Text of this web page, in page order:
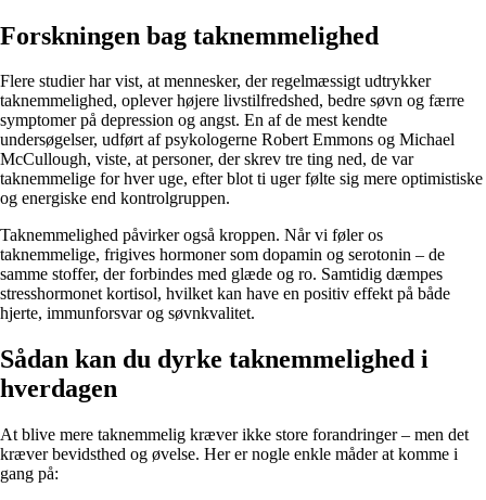
Forskningen bag taknemmelighed
Flere studier har vist, at mennesker, der regelmæssigt udtrykker
taknemmelighed, oplever højere livstilfredshed, bedre søvn og færre
symptomer på depression og angst. En af de mest kendte
undersøgelser, udført af psykologerne Robert Emmons og Michael
McCullough, viste, at personer, der skrev tre ting ned, de var
taknemmelige for hver uge, efter blot ti uger følte sig mere optimistiske
og energiske end kontrolgruppen.
Taknemmelighed påvirker også kroppen. Når vi føler os
taknemmelige, frigives hormoner som dopamin og serotonin – de
samme stoffer, der forbindes med glæde og ro. Samtidig dæmpes
stresshormonet kortisol, hvilket kan have en positiv effekt på både
hjerte, immunforsvar og søvnkvalitet.
Sådan kan du dyrke taknemmelighed i
hverdagen
At blive mere taknemmelig kræver ikke store forandringer – men det
kræver bevidsthed og øvelse. Her er nogle enkle måder at komme i
gang på: